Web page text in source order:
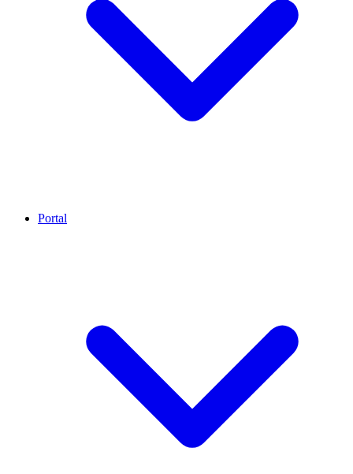
Portal